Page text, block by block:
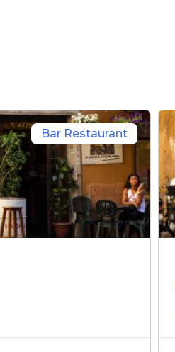
Bar Restaurant